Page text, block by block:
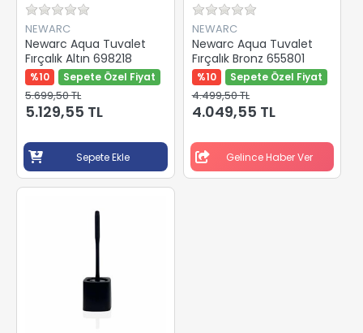
NEWARC
Newarc Aqua Tuvalet
Fırçalık Altın 698218
%10 Sepete Özel Fiyat
5.699,50 TL
5.129,55 TL
Sepete Ekle
NEWARC
Newarc Aqua Tuvalet
Fırçalık Bronz 655801
%10 Sepete Özel Fiyat
4.499,50 TL
4.049,55 TL
Gelince Haber Ver